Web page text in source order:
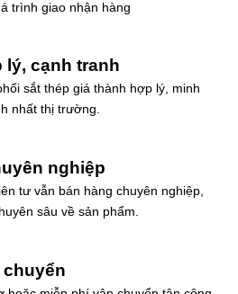
trình giao nhận hàng
lý, cạnh tranh
sắt thép giá thành hợp lý, minh
nhất thị trường.
nghiệp
tư vẫn bán hàng chuyên nghiệp,
sâu về sản phẩm.